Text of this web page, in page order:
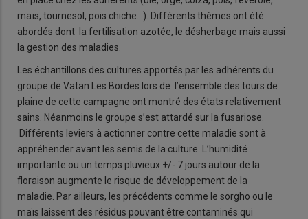
maïs, tournesol, pois chiche…). Différents thèmes ont été
abordés dont la fertilisation azotée, le désherbage mais aussi
la gestion des maladies.
Les échantillons des cultures apportés par les adhérents du
groupe de Vatan Les Bordes lors de l’ensemble des tours de
plaine de cette campagne ont montré des états relativement
sains. Néanmoins le groupe s’est attardé sur la fusariose.
Différents leviers à actionner contre cette maladie sont à
appréhender avant les semis de la culture. L’humidité
importante ou un temps pluvieux +/- 7 jours autour de la
floraison augmente le risque de développement de la
maladie. Par ailleurs, les précédents comme le sorgho ou le
maïs laissent des résidus pouvant être contaminés qui